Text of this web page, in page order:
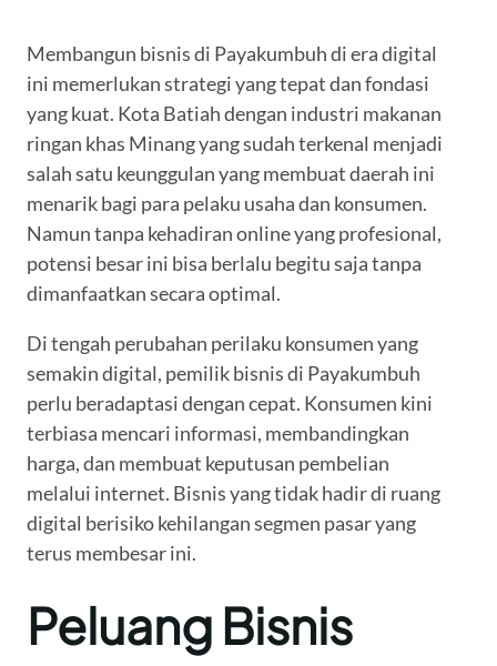
Membangun bisnis di Payakumbuh di era digital
ini memerlukan strategi yang tepat dan fondasi
yang kuat. Kota Batiah dengan industri makanan
ringan khas Minang yang sudah terkenal menjadi
salah satu keunggulan yang membuat daerah ini
menarik bagi para pelaku usaha dan konsumen.
Namun tanpa kehadiran online yang profesional,
potensi besar ini bisa berlalu begitu saja tanpa
dimanfaatkan secara optimal.
Di tengah perubahan perilaku konsumen yang
semakin digital, pemilik bisnis di Payakumbuh
perlu beradaptasi dengan cepat. Konsumen kini
terbiasa mencari informasi, membandingkan
harga, dan membuat keputusan pembelian
melalui internet. Bisnis yang tidak hadir di ruang
digital berisiko kehilangan segmen pasar yang
terus membesar ini.
Peluang Bisnis